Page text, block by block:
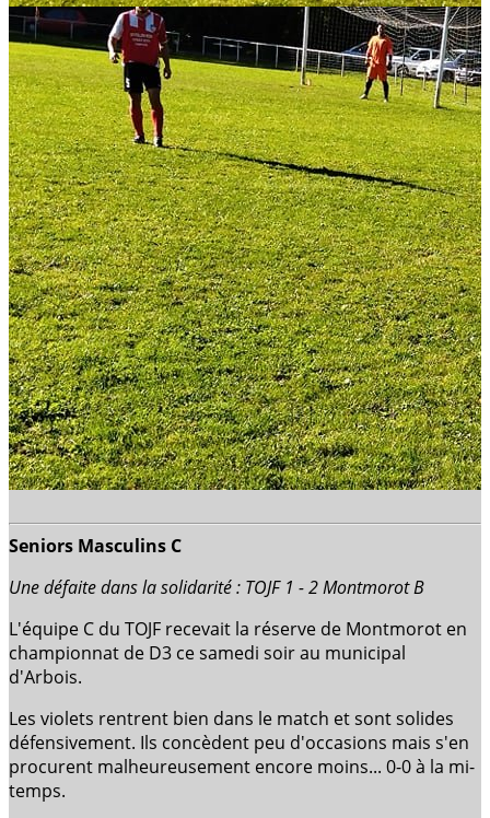
Seniors Masculins C
Une défaite dans la solidarité : TOJF 1 - 2 Montmorot B
L'équipe C du TOJF recevait la réserve de Montmorot en
championnat de D3 ce samedi soir au municipal
d'Arbois.
Les violets rentrent bien dans le match et sont solides
défensivement. Ils concèdent peu d'occasions mais s'en
procurent malheureusement encore moins... 0-0 à la mi-
temps.